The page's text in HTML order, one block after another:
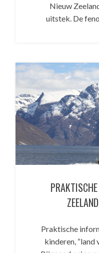
Nieuw
uitstek. De
Praktische
kinderen, “land